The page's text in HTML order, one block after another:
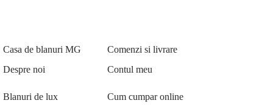
Casa de blanuri MG
Despre noi
Blanuri de lux
Comenzi si livrare
Contul meu
Cum cumpar online